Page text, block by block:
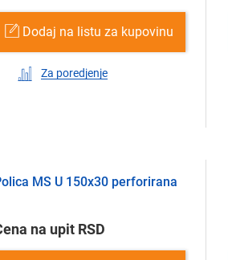
Dodaj na listu za kupovinu
Za poredjenje
MS U 150х30 perforirana
na upit RSD